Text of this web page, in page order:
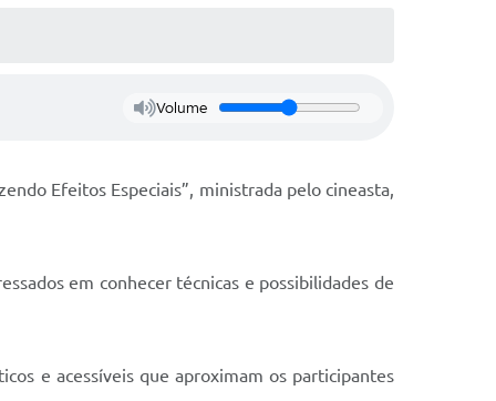
Volume
Efeitos Especiais”, ministrada pelo cineasta,
em conhecer técnicas e possibilidades de
e acessíveis que aproximam os participantes